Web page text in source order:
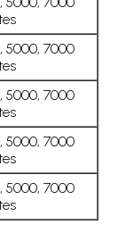
5000, 7000
5000, 7000
5000, 7000
5000, 7000